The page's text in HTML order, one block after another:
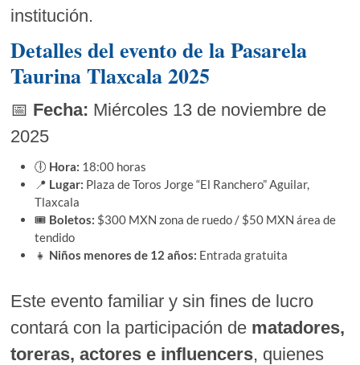
institución.
Detalles del evento de la Pasarela
Taurina Tlaxcala 2025
📅 Fecha: Miércoles 13 de noviembre de
2025
🕕 Hora: 18:00 horas
📍 Lugar: Plaza de Toros Jorge “El Ranchero” Aguilar,
Tlaxcala
🎟️ Boletos: $300 MXN zona de ruedo / $50 MXN área de
tendido
👧 Niños menores de 12 años: Entrada gratuita
Este evento familiar y sin fines de lucro
contará con la participación de matadores,
toreras, actores e influencers, quienes